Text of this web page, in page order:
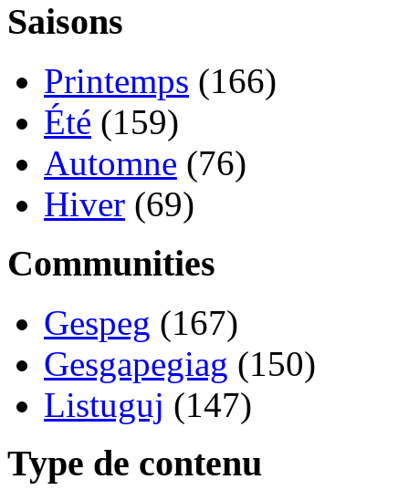
Saisons
Printemps (166)
Été (159)
Automne (76)
Hiver (69)
Communities
Gespeg (167)
Gesgapegiag (150)
Listuguj (147)
Type de contenu